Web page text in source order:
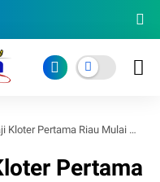
Riau Mulai Masuk Asrama Haji Batam
Pertama